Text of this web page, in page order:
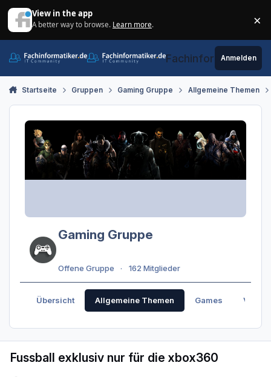
View in the app
A better way to browse. Learn more. ×
Fachinformatiker.de
Anmelden
Startseite Gruppen Gaming Gruppe Allgemeine Themen
Gaming Gruppe
Offene Gruppe 162 Mitglieder
Übersicht Allgemeine Themen Games
Fussball exklusiv nur für die xbox360